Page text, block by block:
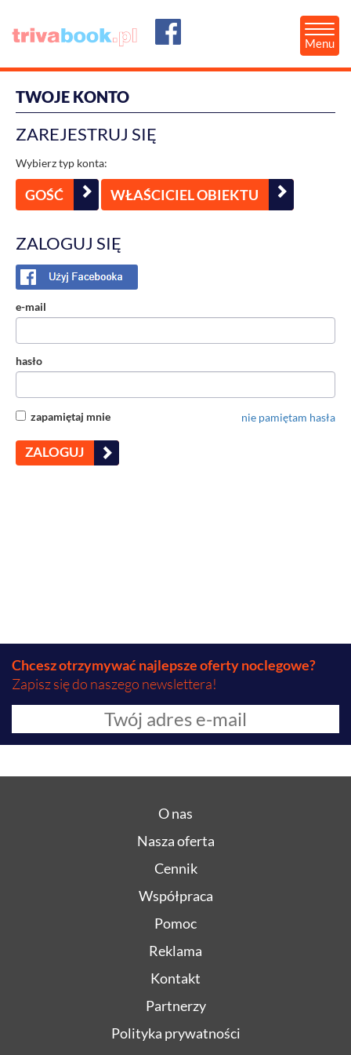
Menu
TWOJE KONTO
ZAREJESTRUJ SIĘ
Wybierz typ konta:
GOŚĆ WŁAŚCICIEL OBIEKTU
ZALOGUJ SIĘ
e-mail
hasło
nie pamiętam hasła
zapamiętaj mnie
ZALOGUJ
Chcesz otrzymywać najlepsze oferty noclegowe?
Zapisz się do naszego newslettera!
O nas
Nasza oferta
Cennik
Współpraca
Pomoc
Reklama
Kontakt
Partnerzy
Polityka prywatności